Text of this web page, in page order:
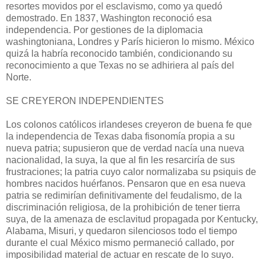
resortes movidos por el esclavismo, como ya quedó
demostrado. En 1837, Washington reconoció esa
independencia. Por gestiones de la diplomacia
washingtoniana, Londres y París hicieron lo mismo. México
quizá la habría reconocido también, condicionando su
reconocimiento a que Texas no se adhiriera al país del
Norte.
SE CREYERON INDEPENDIENTES
Los colonos católicos irlandeses creyeron de buena fe que
la independencia de Texas daba fisonomía propia a su
nueva patria; supusieron que de verdad nacía una nueva
nacionalidad, la suya, la que al fin les resarciría de sus
frustraciones; la patria cuyo calor normalizaba su psiquis de
hombres nacidos huérfanos. Pensaron que en esa nueva
patria se redimirían definitivamente del feudalismo, de la
discriminación religiosa, de la prohibición de tener tierra
suya, de la amenaza de esclavitud propagada por Kentucky,
Alabama, Misuri, y quedaron silenciosos todo el tiempo
durante el cual México mismo permaneció callado, por
imposibili­dad material de actuar en rescate de lo suyo.